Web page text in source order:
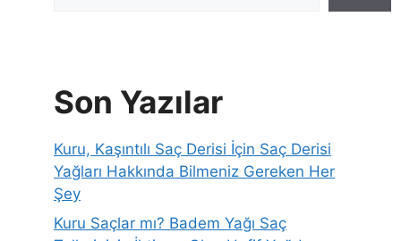
Son Yazılar
Kuru, Kaşıntılı Saç Derisi İçin Saç Derisi
Yağları Hakkında Bilmeniz Gereken Her
Şey
Kuru Saçlar mı? Badem Yağı Saç